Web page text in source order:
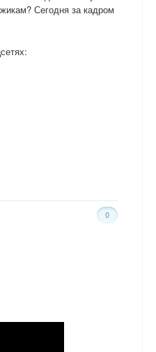
Сегодня за кадром
0